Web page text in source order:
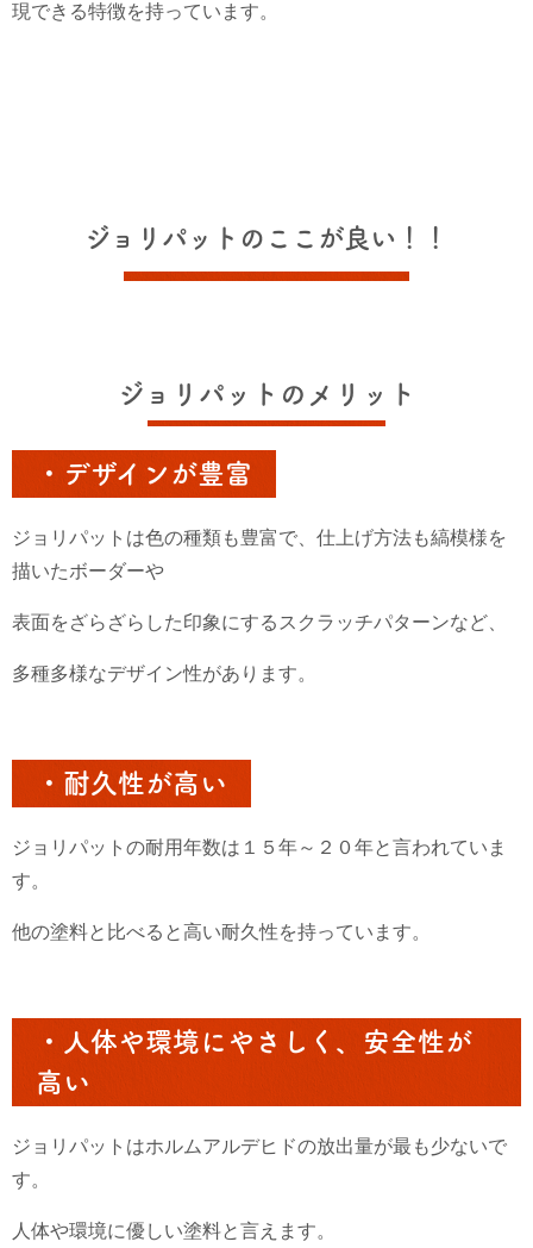
現できる特徴を持っています。
ジョリパットのここが良い！！
ジョリパットのメリット
・デザインが豊富
ジョリパットは色の種類も豊富で、仕上げ方法も縞模様を
描いたボーダーや
表面をざらざらした印象にするスクラッチパターンなど、
多種多様なデザイン性があります。
・耐久性が高い
ジョリパットの耐用年数は１５年～２０年と言われていま
す。
他の塗料と比べると高い耐久性を持っています。
・人体や環境にやさしく、安全性が
高い
ジョリパットはホルムアルデヒドの放出量が最も少ないで
す。
人体や環境に優しい塗料と言えます。